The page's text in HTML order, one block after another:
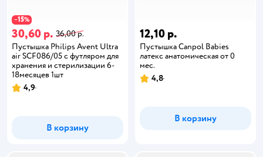
−15%
30,60 р. 36,00 р.
Пустышка Philips Avent Ultra
air SCF086/05 с футляром для
хранения и стерилизации 6-
18месяцев 1шт
4,9
В корзину
12,10 р.
Пустышка Canpol Babies
латекс анатомическая от 0
мес.
4,8
В корзину